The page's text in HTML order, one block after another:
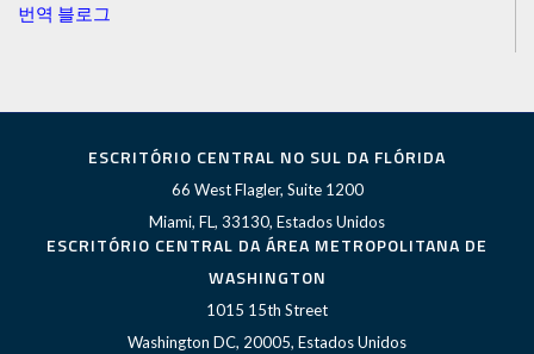
번역 블로그
ESCRITÓRIO CENTRAL NO SUL DA FLÓRIDA
66 West Flagler, Suite 1200
Miami, FL, 33130, Estados Unidos
ESCRITÓRIO CENTRAL DA ÁREA METROPOLITANA DE
WASHINGTON
1015 15th Street
Washington DC, 20005, Estados Unidos